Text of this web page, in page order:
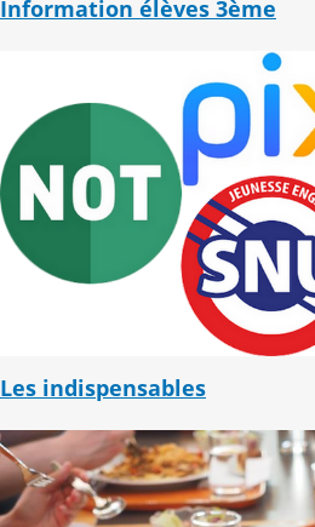
Information élèves 3ème
Les indispensables